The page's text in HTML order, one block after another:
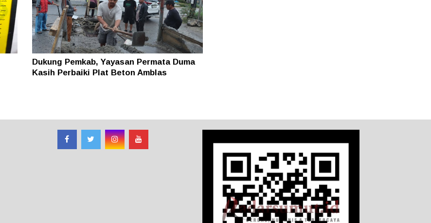
Dukung Pemkab, Yayasan Permata Duma
Kasih Perbaiki Plat Beton Amblas